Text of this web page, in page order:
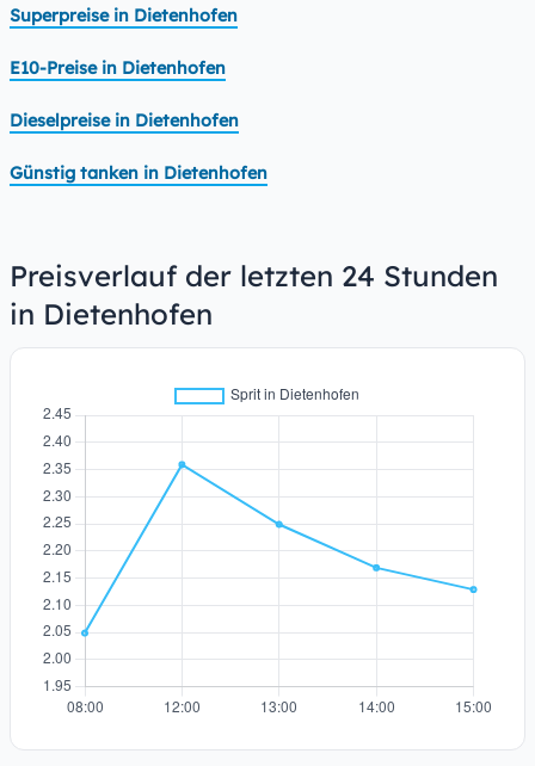
Superpreise in Dietenhofen
E10-Preise in Dietenhofen
Dieselpreise in Dietenhofen
Günstig tanken in Dietenhofen
Preisverlauf der letzten 24 Stunden
in Dietenhofen